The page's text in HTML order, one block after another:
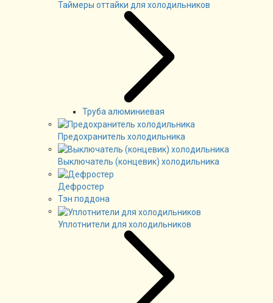
Таймеры оттайки для холодильников
Труба алюминиевая
Предохранитель холодильника
Выключатель (концевик) холодильника
Дефростер
Тэн поддона
Уплотнители для холодильников